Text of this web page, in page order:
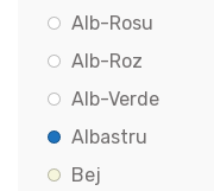
Alb-Rosu
Alb-Roz
Alb-Verde
Albastru
Bej